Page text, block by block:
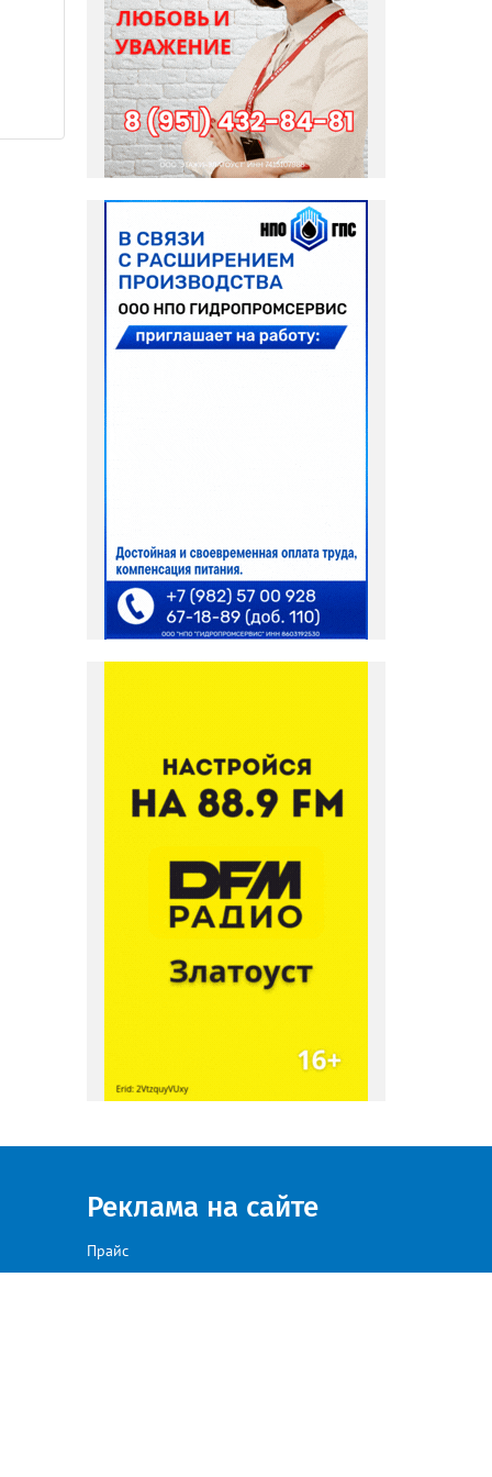
Реклама на сайте
Прайс